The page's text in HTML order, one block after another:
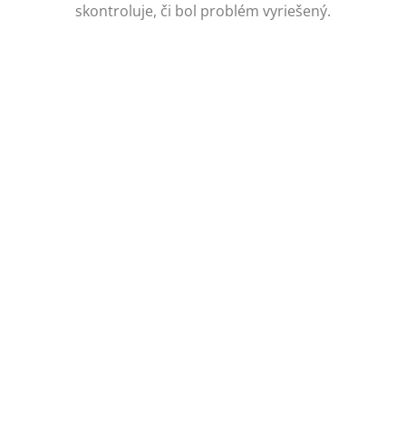
skontroluje, či bol problém vyriešený.